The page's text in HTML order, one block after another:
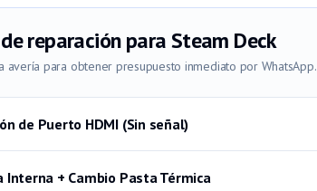
reparación paraSteam Deck
avería para obtener presupuesto inmediato por WhatsApp.
de Puerto HDMI (Sin señal)
Interna + Cambio Pasta Térmica